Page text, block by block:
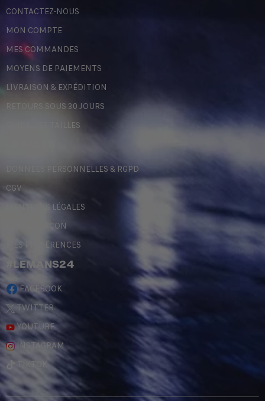
CONTACTEZ-NOUS
MON COMPTE
MES COMMANDES
MOYENS DE PAIEMENTS
LIVRAISON & EXPÉDITION
RETOURS SOUS 30 JOURS
GUIDE DES TAILLES
DONNÉES PERSONNELLES & RGPD
CGV
MENTIONS LÉGALES
CONTREFAÇON
MES PRÉFÉRENCES
#LEMANS24
FACEBOOK
TWITTER
YOUTUBE
INSTAGRAM
TIKTOK